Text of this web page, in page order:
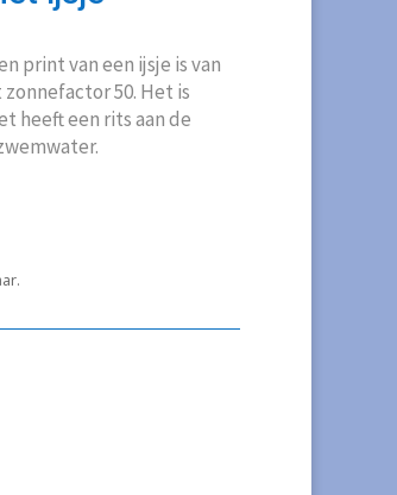
print van een ijsje is van
50. Het is
heeft een rits aan de